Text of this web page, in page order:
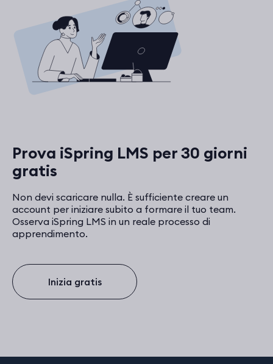
Prova iSpring LMS per 30 giorni
gratis
Non devi scaricare nulla. È sufficiente creare un
account per iniziare subito a formare il tuo team.
Osserva iSpring LMS in un reale processo di
apprendimento.
Inizia gratis